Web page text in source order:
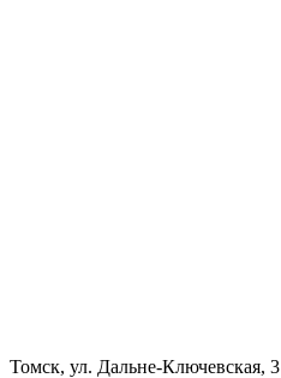
Томск, ул. Дальне-Ключевская, 3